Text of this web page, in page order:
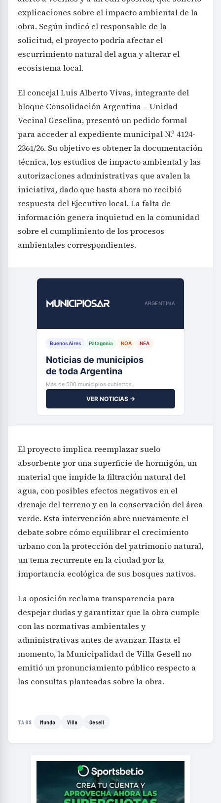
explicaciones sobre el impacto ambiental de la
obra. Según indicó el responsable de la
solicitud, el proyecto podría afectar el
escurrimiento natural del agua y alterar el
ecosistema local.
El concejal Luis Alberto Vivas, integrante del
bloque Consolidación Argentina – Unidad
Vecinal Geselina, presentó un pedido formal
para acceder al expediente municipal N.º 4124-
2361/26. Su objetivo es obtener la documentación
técnica, los estudios de impacto ambiental y las
autorizaciones administrativas que avalen la
iniciativa, dado que hasta ahora no recibió
respuesta del Ejecutivo local. La falta de
información genera inquietud en la comunidad
sobre el cumplimiento de los procesos
ambientales correspondientes.
ARGENTINA
Buenos Aires Patagonia NOA NEA
Noticias de municipios
de toda Argentina
Más de 500 municipios cubiertos
VER NOTICIAS →
El proyecto implica reemplazar suelo
absorbente por una superficie de hormigón, un
material que impide la filtración natural del
agua, con posibles efectos negativos en el
drenaje del terreno y en la conservación del área
verde. Esta intervención abre nuevamente el
debate sobre cómo equilibrar el crecimiento
urbano con la protección del patrimonio natural,
un tema recurrente en la ciudad por la
importancia ecológica de sus bosques nativos.
La oposición reclama transparencia para
despejar dudas y garantizar que la obra cumple
con las normativas ambientales y
administrativas antes de avanzar. Hasta el
momento, la Municipalidad de Villa Gesell no
emitió un pronunciamiento público respecto a
las consultas planteadas sobre la obra.
TAGS Mundo Villa Gesell